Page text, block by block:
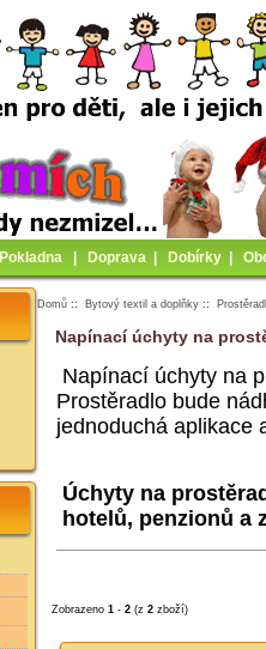
Pokladna Doprava Dobírky
Domů :: Bytový textil a doplňky ::
Napínací úchyty na
Napínací úchyty na
Prostěradlo bude
jednoduchá aplikace
Úchyty na
hotelů, penzionů a
Zobrazeno 1- 2(z 2zboží)